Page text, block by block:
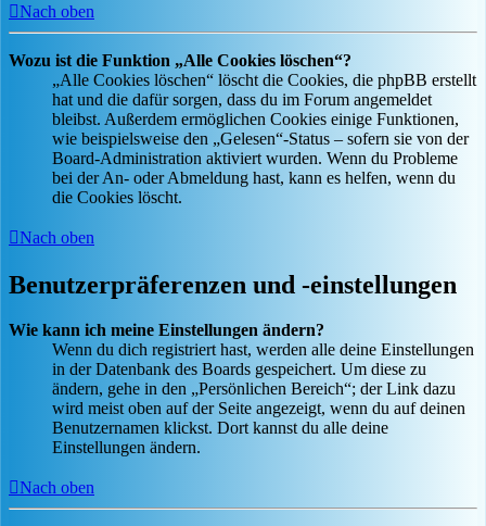
Nach oben
Wozu ist die Funktion „Alle Cookies löschen“?
„Alle Cookies löschen“ löscht die Cookies, die phpBB erstellt
hat und die dafür sorgen, dass du im Forum angemeldet
bleibst. Außerdem ermöglichen Cookies einige Funktionen,
wie beispielsweise den „Gelesen“-Status – sofern sie von der
Board-Administration aktiviert wurden. Wenn du Probleme
bei der An- oder Abmeldung hast, kann es helfen, wenn du
die Cookies löscht.
Nach oben
Benutzerpräferenzen und -einstellungen
Wie kann ich meine Einstellungen ändern?
Wenn du dich registriert hast, werden alle deine Einstellungen
in der Datenbank des Boards gespeichert. Um diese zu
ändern, gehe in den „Persönlichen Bereich“; der Link dazu
wird meist oben auf der Seite angezeigt, wenn du auf deinen
Benutzernamen klickst. Dort kannst du alle deine
Einstellungen ändern.
Nach oben